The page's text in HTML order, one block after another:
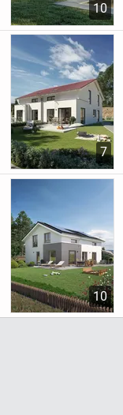
10
7
10